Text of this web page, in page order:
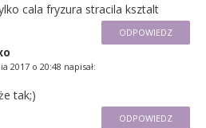
cala fryzura stracila ksztalt
ODPOWIEDZ
2017 o 20:48 napisał:
tak;)
ODPOWIEDZ